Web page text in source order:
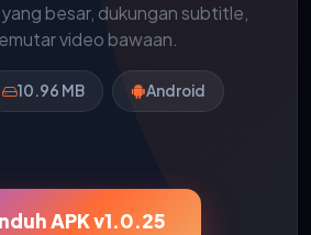
besar, dukungan subtitle,
video bawaan.
10.96 MB Android
APK v1.0.25